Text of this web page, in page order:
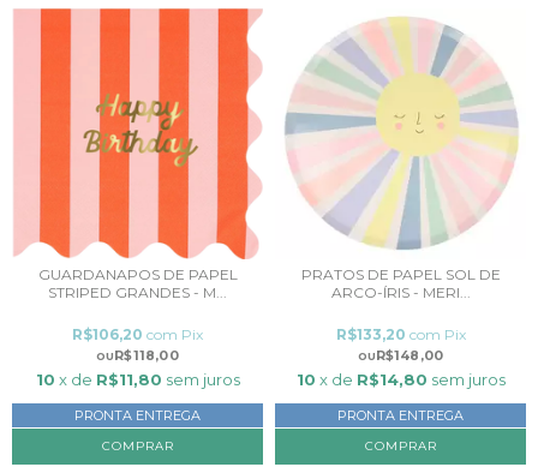
GUARDANAPOS DE PAPEL
STRIPED GRANDES - M...
R$118,00
R$106,20 com Pix
10 x de R$11,80 sem juros
PRONTA ENTREGA
PRATOS DE PAPEL SOL DE
ARCO-ÍRIS - MERI...
R$148,00
R$133,20 com Pix
10 x de R$14,80 sem juros
PRONTA ENTREGA